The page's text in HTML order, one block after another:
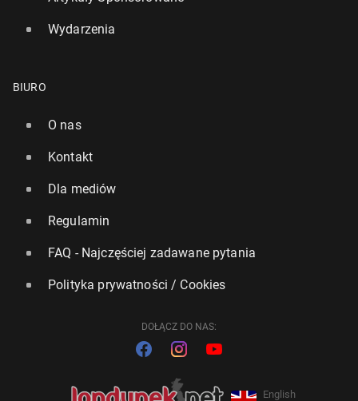
Wydarzenia
BIURO
O nas
Kontakt
Dla mediów
Regulamin
FAQ - Najczęściej zadawane pytania
Polityka prywatności / Cookies
DOŁĄCZ DO NAS:
English